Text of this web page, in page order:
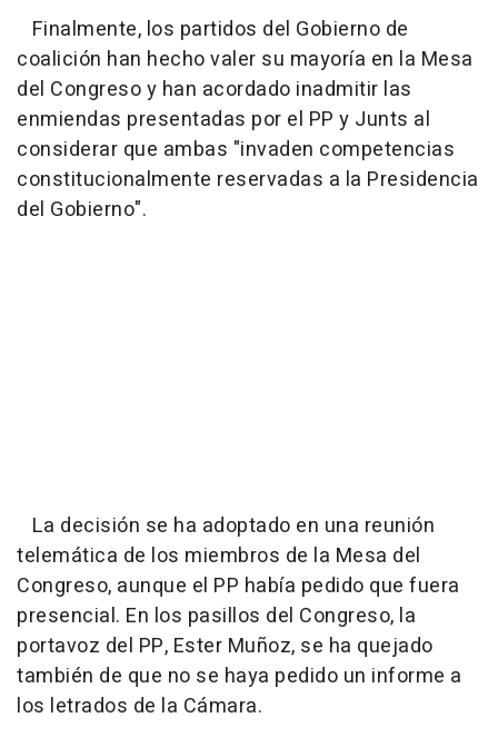
Finalmente, los partidos del Gobierno de
coalición han hecho valer su mayoría en la Mesa
del Congreso y han acordado inadmitir las
enmiendas presentadas por el PP y Junts al
considerar que ambas "invaden competencias
constitucionalmente reservadas a la Presidencia
del Gobierno".
La decisión se ha adoptado en una reunión
telemática de los miembros de la Mesa del
Congreso, aunque el PP había pedido que fuera
presencial. En los pasillos del Congreso, la
portavoz del PP, Ester Muñoz, se ha quejado
también de que no se haya pedido un informe a
los letrados de la Cámara.